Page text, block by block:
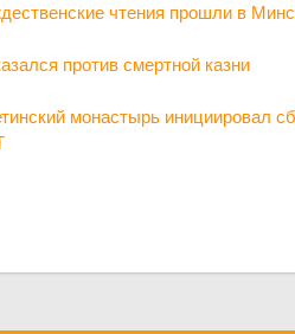
чтения прошли в
против смертной казни
монастырь инициировал